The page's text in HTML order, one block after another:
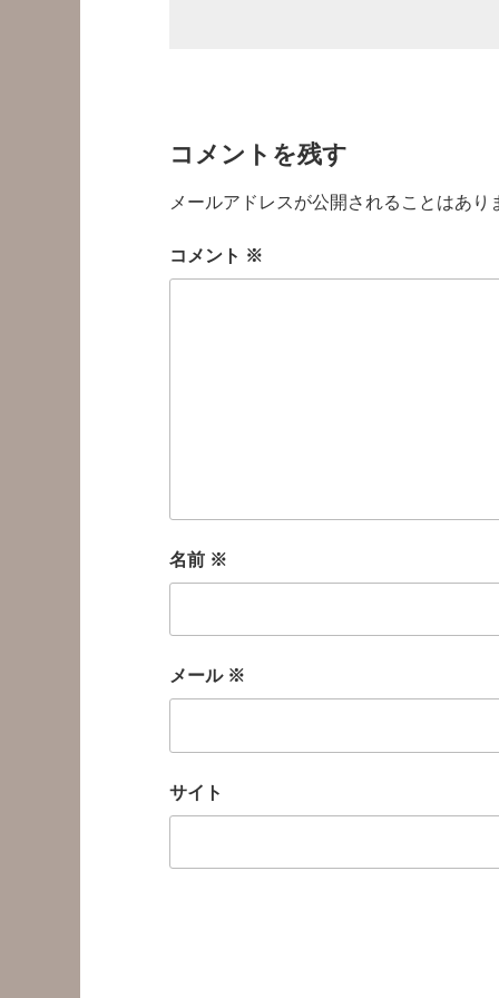
コメントを残す
メールアドレスが公開されることはあり
コメント ※
名前 ※
メール ※
サイト